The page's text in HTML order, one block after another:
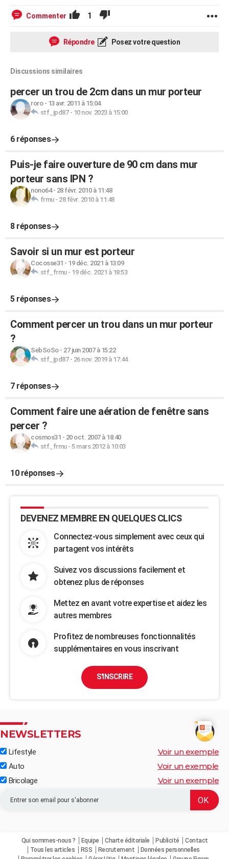
Commenter 1
Répondre Posez votre question
Discussions similaires
percer un trou de 2cm dans un mur porteur
roro- 13 avr. 2011 à 15:04
stf_jpd87- 10 nov. 2023 à 15:00
6 réponses
Puis-je faire ouverture de 90 cm dans mur
porteur sans IPN ?
nono64- 28 févr. 2010 à 11:48
frmu- 28 févr. 2010 à 11:48
8 réponses
Savoir si un mur est porteur
Cocosse31 - 19 déc. 2021 à 13:09
stf_frmu- 19 déc. 2021 à 18:53
5 réponses
Comment percer un trou dans un mur porteur
?
SebSoSo- 27 juin 2007 à 15:22
stf_jpd87- 26 nov. 2019 à 17:44
7 réponses
Comment faire une aération de fenêtre sans
percer ?
cosmos31 - 20 oct. 2007 à 18:40
stf_frmu- 5 mars 2012 à 10:03
10 réponses
DEVENEZ MEMBRE EN QUELQUES CLICS
Connectez-vous simplement avec ceux qui
partagent vos intérêts
Suivez vos discussions facilement et
obtenez plus de réponses
Mettez en avant votre expertise et aidez les
autres membres
Profitez de nombreuses fonctionnalités
supplémentaires en vous inscrivant
S'INSCRIRE
NEWSLETTERS
Lifestyle Voir un exemple
Auto Voir un exemple
Bricolage Voir un exemple
Qui sommes-nous ? Equipe Charte éditoriale Publicité
Contact
Tous les articles
RSS Recrutement
Données personnelles